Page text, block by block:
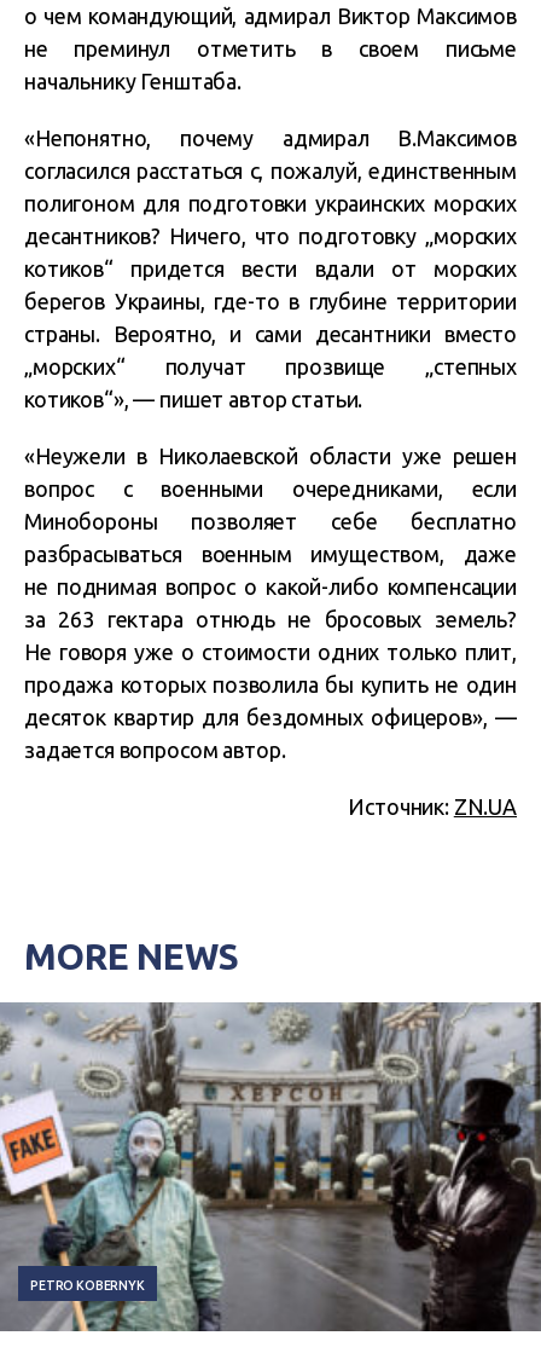
о чем командующий, адмирал Виктор Максимов
не преминул отметить в своем письме
начальнику Генштаба.
«Непонятно, почему адмирал В.Максимов
согласился расстаться с, пожалуй, единственным
полигоном для подготовки украинских морских
десантников? Ничего, что подготовку „морских
котиков“ придется вести вдали от морских
берегов Украины, где-то в глубине территории
страны. Вероятно, и сами десантники вместо
„морских“ получат прозвище „степных
котиков“», — пишет автор статьи.
«Неужели в Николаевской области уже решен
вопрос с военными очередниками, если
Минобороны позволяет себе бесплатно
разбрасываться военным имуществом, даже
не поднимая вопрос о какой-либо компенсации
за 263 гектара отнюдь не бросовых земель?
Не говоря уже о стоимости одних только плит,
продажа которых позволила бы купить не один
десяток квартир для бездомных офицеров», —
задается вопросом автор.
Источник: ZN.UA
MORE NEWS
PETRO KOBERNYK